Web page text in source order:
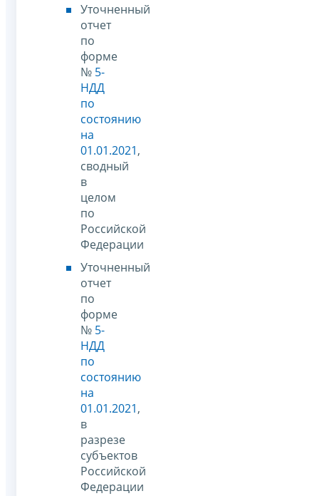
Уточненный
отчет
по
форме
№ 5-
НДД
по
состоянию
на
01.01.2021,
сводный
в
целом
по
Российской
Федерации
Уточненный
отчет
по
форме
№ 5-
НДД
по
состоянию
на
01.01.2021,
в
разрезе
субъектов
Российской
Федерации